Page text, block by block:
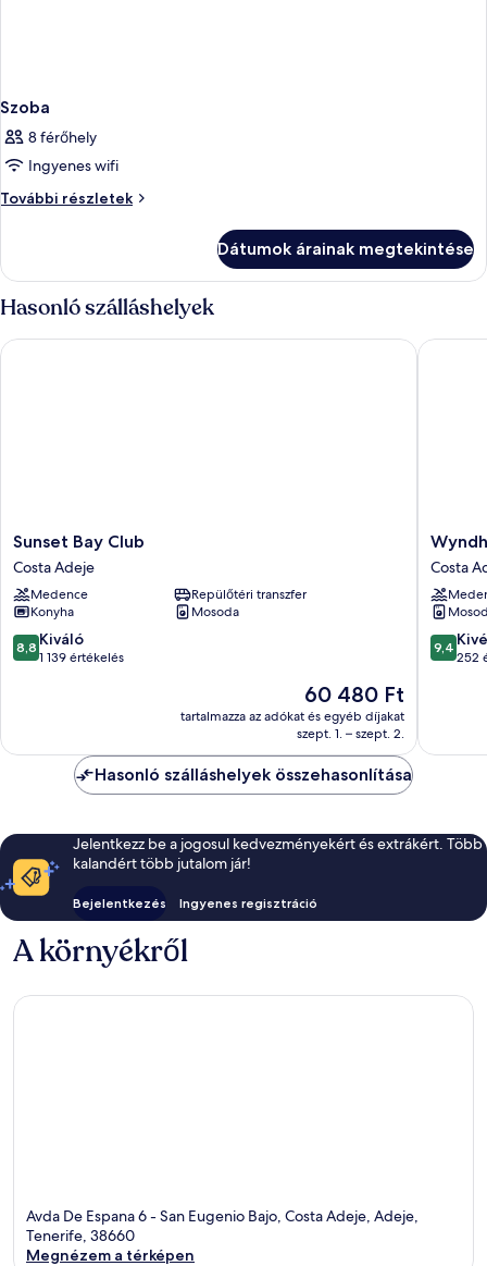
Szoba
8 férőhely
Ingyenes wifi
További részletek
Szoba
Dátumok árainak megtekintése
Hasonló szálláshelyek
Sunset
Bay
Club
Costa
Adeje
Sunset Bay Club
Costa Adeje
Medence
Repülőtéri transzfer
Konyha
Mosoda
8.8
ennyiből:
8,8 Kiváló
1 139 értékelés
Az
ár
60 480 Ft
60 480 Ft
tartalmazza az adókat és egyéb díjakat
szept. 1. – szept. 2.
Sunset Bay Club
Costa
Adeje
Costa
Adeje
Costa
9.4
9,4
252
Hasonló szálláshelyek összehasonlítása
Jelentkezz be a jogosul kedvezményekért és extrákért. Több
kalandért több jutalom jár!
Bejelentkezés Ingyenes regisztráció
A környékről
Avda De Espana 6 - San Eugenio Bajo, Costa Adeje, Adeje,
Tenerife, 38660
Megnézem a térképen